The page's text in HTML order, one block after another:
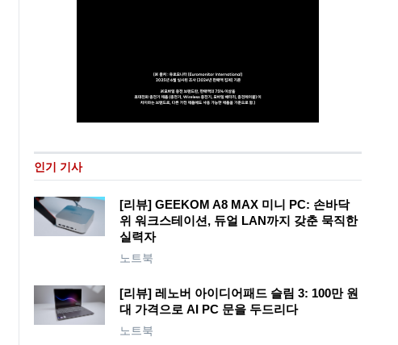
인기 기사
[리뷰] GEEKOM A8 MAX 미니 PC: 손바닥
위 워크스테이션, 듀얼 LAN까지 갖춘 묵직한
실력자
노트북
[리뷰] 레노버 아이디어패드 슬림 3: 100만 원
대 가격으로 AI PC 문을 두드리다
노트북